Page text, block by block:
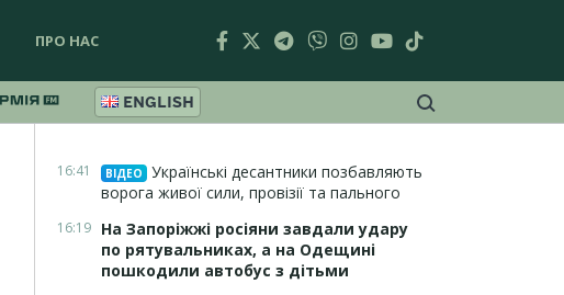
ПРО НАС
ENGLISH
16:41 ВІДЕО
Українські десантники позбавляють
ворога живої сили, провізії та пального
16:19 На Запоріжжі росіяни завдали удару
по рятувальниках, а на Одещині
пошкодили автобус з дітьми